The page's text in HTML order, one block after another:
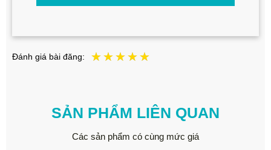
Đánh giá bài đăng:
SẢN PHẨM LIÊN QUAN
Các sản phẩm có cùng mức giá